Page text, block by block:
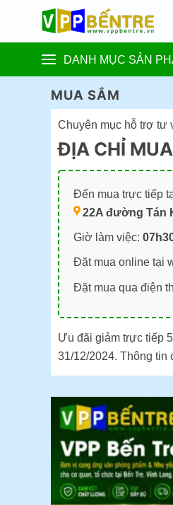
content
DANH MỤC SẢN
MUA SẮM
Chuyên mục hỗ trợ tư
ĐỊA CHỈ
Đến mua trực tiếp
22A đường Tán
Giờ làm việc:
Đặt mua online tại
Đặt mua qua điện
Ưu đãi giảm trực tiếp
31/12/2024. Thông tin